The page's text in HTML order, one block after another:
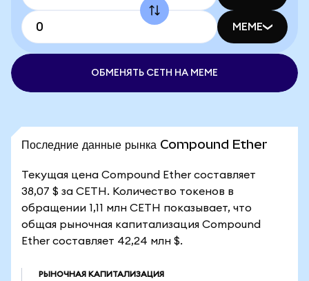
MEME
ОБМЕНЯТЬ CETH НА MEME
Последние данные рынка Compound Ether
Текущая цена Compound Ether составляет
38,07 $ за CETH. Количество токенов в
обращении 1,11 млн CETH показывает, что
общая рыночная капитализация Compound
Ether составляет 42,24 млн $.
РЫНОЧНАЯ КАПИТАЛИЗАЦИЯ